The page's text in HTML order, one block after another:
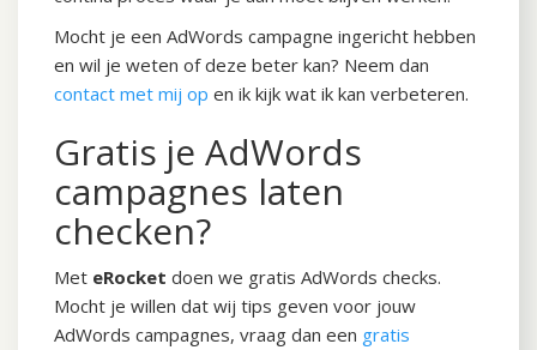
Mocht je een AdWords campagne ingericht hebben
en wil je weten of deze beter kan? Neem dan
contact met mij op en ik kijk wat ik kan verbeteren.
Gratis je AdWords
campagnes laten
checken?
Met eRocket doen we gratis AdWords checks.
Mocht je willen dat wij tips geven voor jouw
AdWords campagnes, vraag dan een gratis